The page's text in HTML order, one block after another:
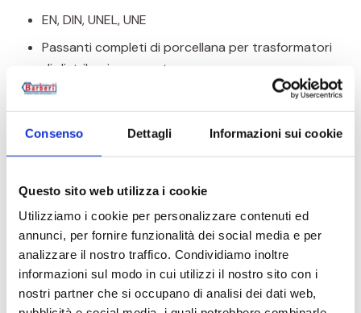
Consenso Dettagli Informazioni sui cookie
Questo sito web utilizza i cookie
Utilizziamo i cookie per personalizzare contenuti ed
annunci, per fornire funzionalità dei social media e per
analizzare il nostro traffico. Condividiamo inoltre
informazioni sul modo in cui utilizzi il nostro sito con i
nostri partner che si occupano di analisi dei dati web,
EN, DIN, UNEL, UNE
Passanti completi di porcellana per trasformatori
di distribuzione e potenza
Involucri per porcellana (altezza max 4m,
diametro estermo max 1m)
Portanti in porcellana per esterno ed interno MT
Isolatori in porcellana speciali a richiesta
Passanti per trasformatori di distribuzione in
resina epossidica
Isolatori speciali in resina epossidica
Valvole per trasformatori di distribuzione e